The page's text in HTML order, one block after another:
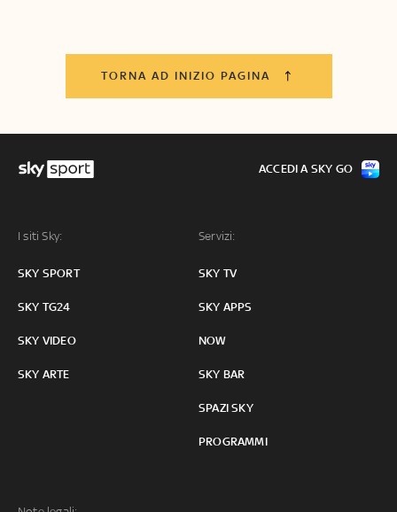
TORNA AD INIZIO PAGINA
I siti Sky:
SKY SPORT
SKY TG24
SKY VIDEO
SKY ARTE
Servizi:
SKY TV
SKY APPS
NOW
SKY BAR
SPAZI SKY
PROGRAMMI
ACCEDI A SKY GO